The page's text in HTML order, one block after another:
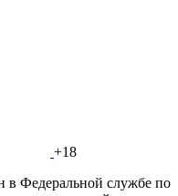
+18
в Федеральной службе по